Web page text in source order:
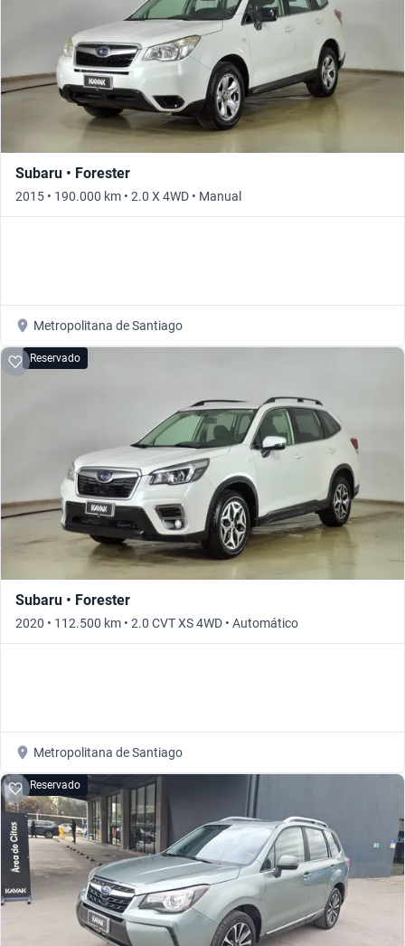
Subaru • Forester
2015 • 190.000 km • 2.0 X 4WD • Manual
Metropolitana de Santiago
Reservado
Subaru • Forester
2020 • 112.500 km • 2.0 CVT XS 4WD • Automático
Metropolitana de Santiago
Reservado